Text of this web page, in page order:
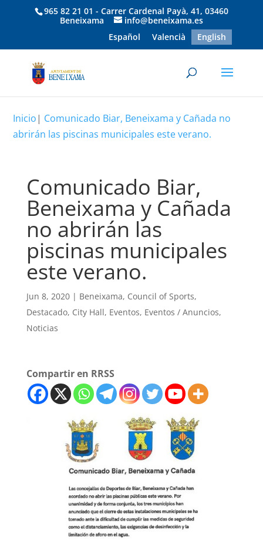
965 82 21 01 - Carrer Cardenal Payà, 41, 03460
Beneixama
info@beneixama.es
Español
Valencià English
Inicio| Comunicado Biar, Beneixama y Cañada no
abrirán las piscinas municipales este verano.
Comunicado Biar,
Beneixama y Cañada
no abrirán las
piscinas municipales
este verano.
Jun 8, 2020| Beneixama, Council of Sports,
Destacado, City Hall, Eventos, Eventos / Anuncios,
Noticias
Compartir en RRSS